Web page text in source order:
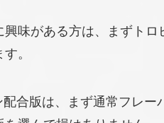
興味がある方は、まずト
。
合版は、まず通常フレ